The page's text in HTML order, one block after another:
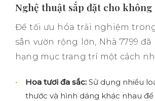
Nghệ thuật sắp đặt cho không
Để tối ưu hóa trải nghiệm
sân vườn rộng lớn, Nhà 7799
hạng mục trang trí một cách
Hoa tươi đa sắc: Sử dụng nhiều
thước và hình dáng khác nhau